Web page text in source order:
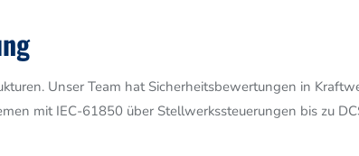
Unser Team hat Sicherheitsbewertungen in
mit IEC-61850 über Stellwerkssteuerungen bis zu